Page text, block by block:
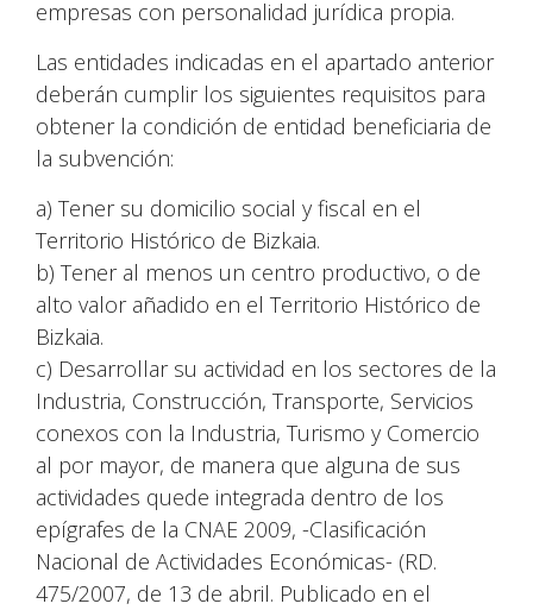
empresas con personalidad jurídica propia.
Las entidades indicadas en el apartado anterior
deberán cumplir los siguientes requisitos para
obtener la condición de entidad beneficiaria de
la subvención:
a) Tener su domicilio social y fiscal en el
Territorio Histórico de Bizkaia.
b) Tener al menos un centro productivo, o de
alto valor añadido en el Territorio Histórico de
Bizkaia.
c) Desarrollar su actividad en los sectores de la
Industria, Construcción, Transporte, Servicios
conexos con la Industria, Turismo y Comercio
al por mayor, de manera que alguna de sus
actividades quede integrada dentro de los
epígrafes de la CNAE 2009, -Clasificación
Nacional de Actividades Económicas- (RD.
475/2007, de 13 de abril. Publicado en el